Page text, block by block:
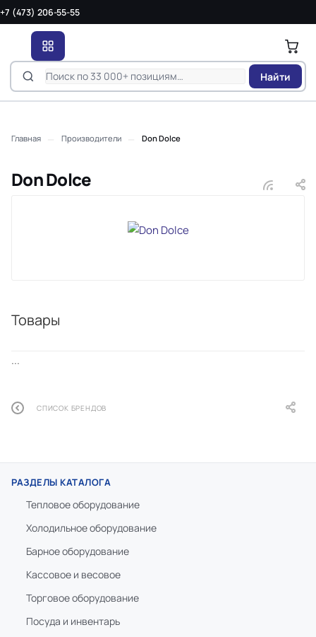
+7 (473) 206-55-55
Найти
Главная Производители Don Dolce
Don Dolce
Товары
...
СПИСОК БРЕНДОВ
РАЗДЕЛЫ КАТАЛОГА
Тепловое оборудование
Холодильное оборудование
Барное оборудование
Кассовое и весовое
Торговое оборудование
Посуда и инвентарь